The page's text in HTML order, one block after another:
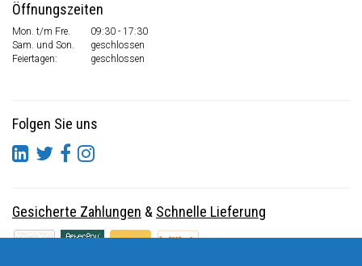
Öffnungszeiten
Mon. t/m Fre.
09:30 - 17:30
Sam. und Son.
geschlossen
Feiertagen:
geschlossen
Folgen Sie uns
Gesicherte Zahlungen & Schnelle Lieferung